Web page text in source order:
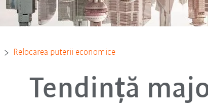
Relocarea puterii economice
Tendință